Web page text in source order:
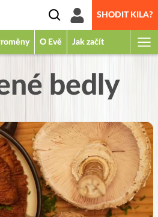
SHODIT KILA?
O Evě Jak začít
bedly